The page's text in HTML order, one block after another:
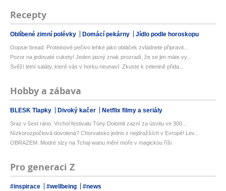
Recepty
Oblíbené zimní polévky Domácí pekárny Jídlo podle horoskopu
Oopsie bread: Proteinové pečivo lehké jako obláček zvládnete připravit...
Pozor na jedovaté cukety! Jeden jasný znak prozradí, že se jim máte vy...
Svěží letní saláty, které vás v horku neunaví: Zkuste k zelenině přida...
Hobby a zábava
BLESK Tlapky Divoký kačer Netflix filmy a seriály
Sraz v šest ráno. Vrchol festivalu Tóny Dolomit zazní za úsvitu ve 300...
Nízkorozpočtová dovolená? Chorvatsko jedno z nejdražších v Evropě! Lev...
OBRAZEM: Modré slzy na Tchaj-wanu mění moře v magickou říši
Pro generaci Z
#inspirace #wellbeing #news